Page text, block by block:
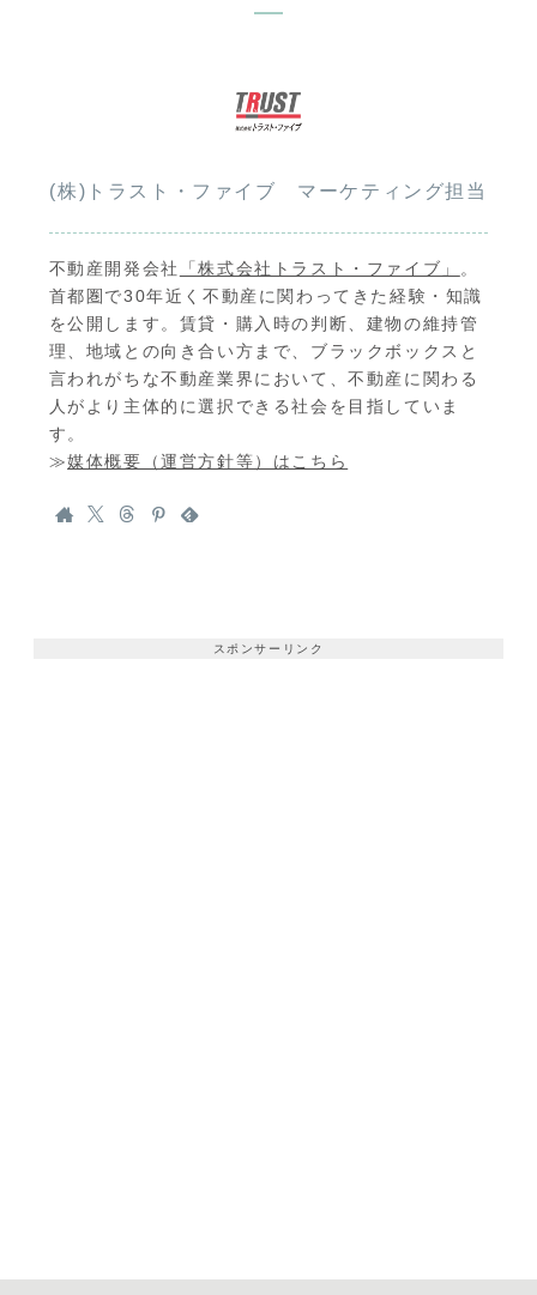
(株)トラスト・ファイブ マーケティング担当
不動産開発会社 「株式会社トラスト・ファイブ」 。
首都圏で30年近く不動産に関わってきた経験・知識
を公開します。賃貸・購入時の判断、建物の維持管
理、地域との向き合い方まで、ブラックボックスと
言われがちな不動産業界において、不動産に関わる
人がより主体的に選択できる社会を目指していま
す。
≫媒体概要（運営方針等）はこちら
スポンサーリンク